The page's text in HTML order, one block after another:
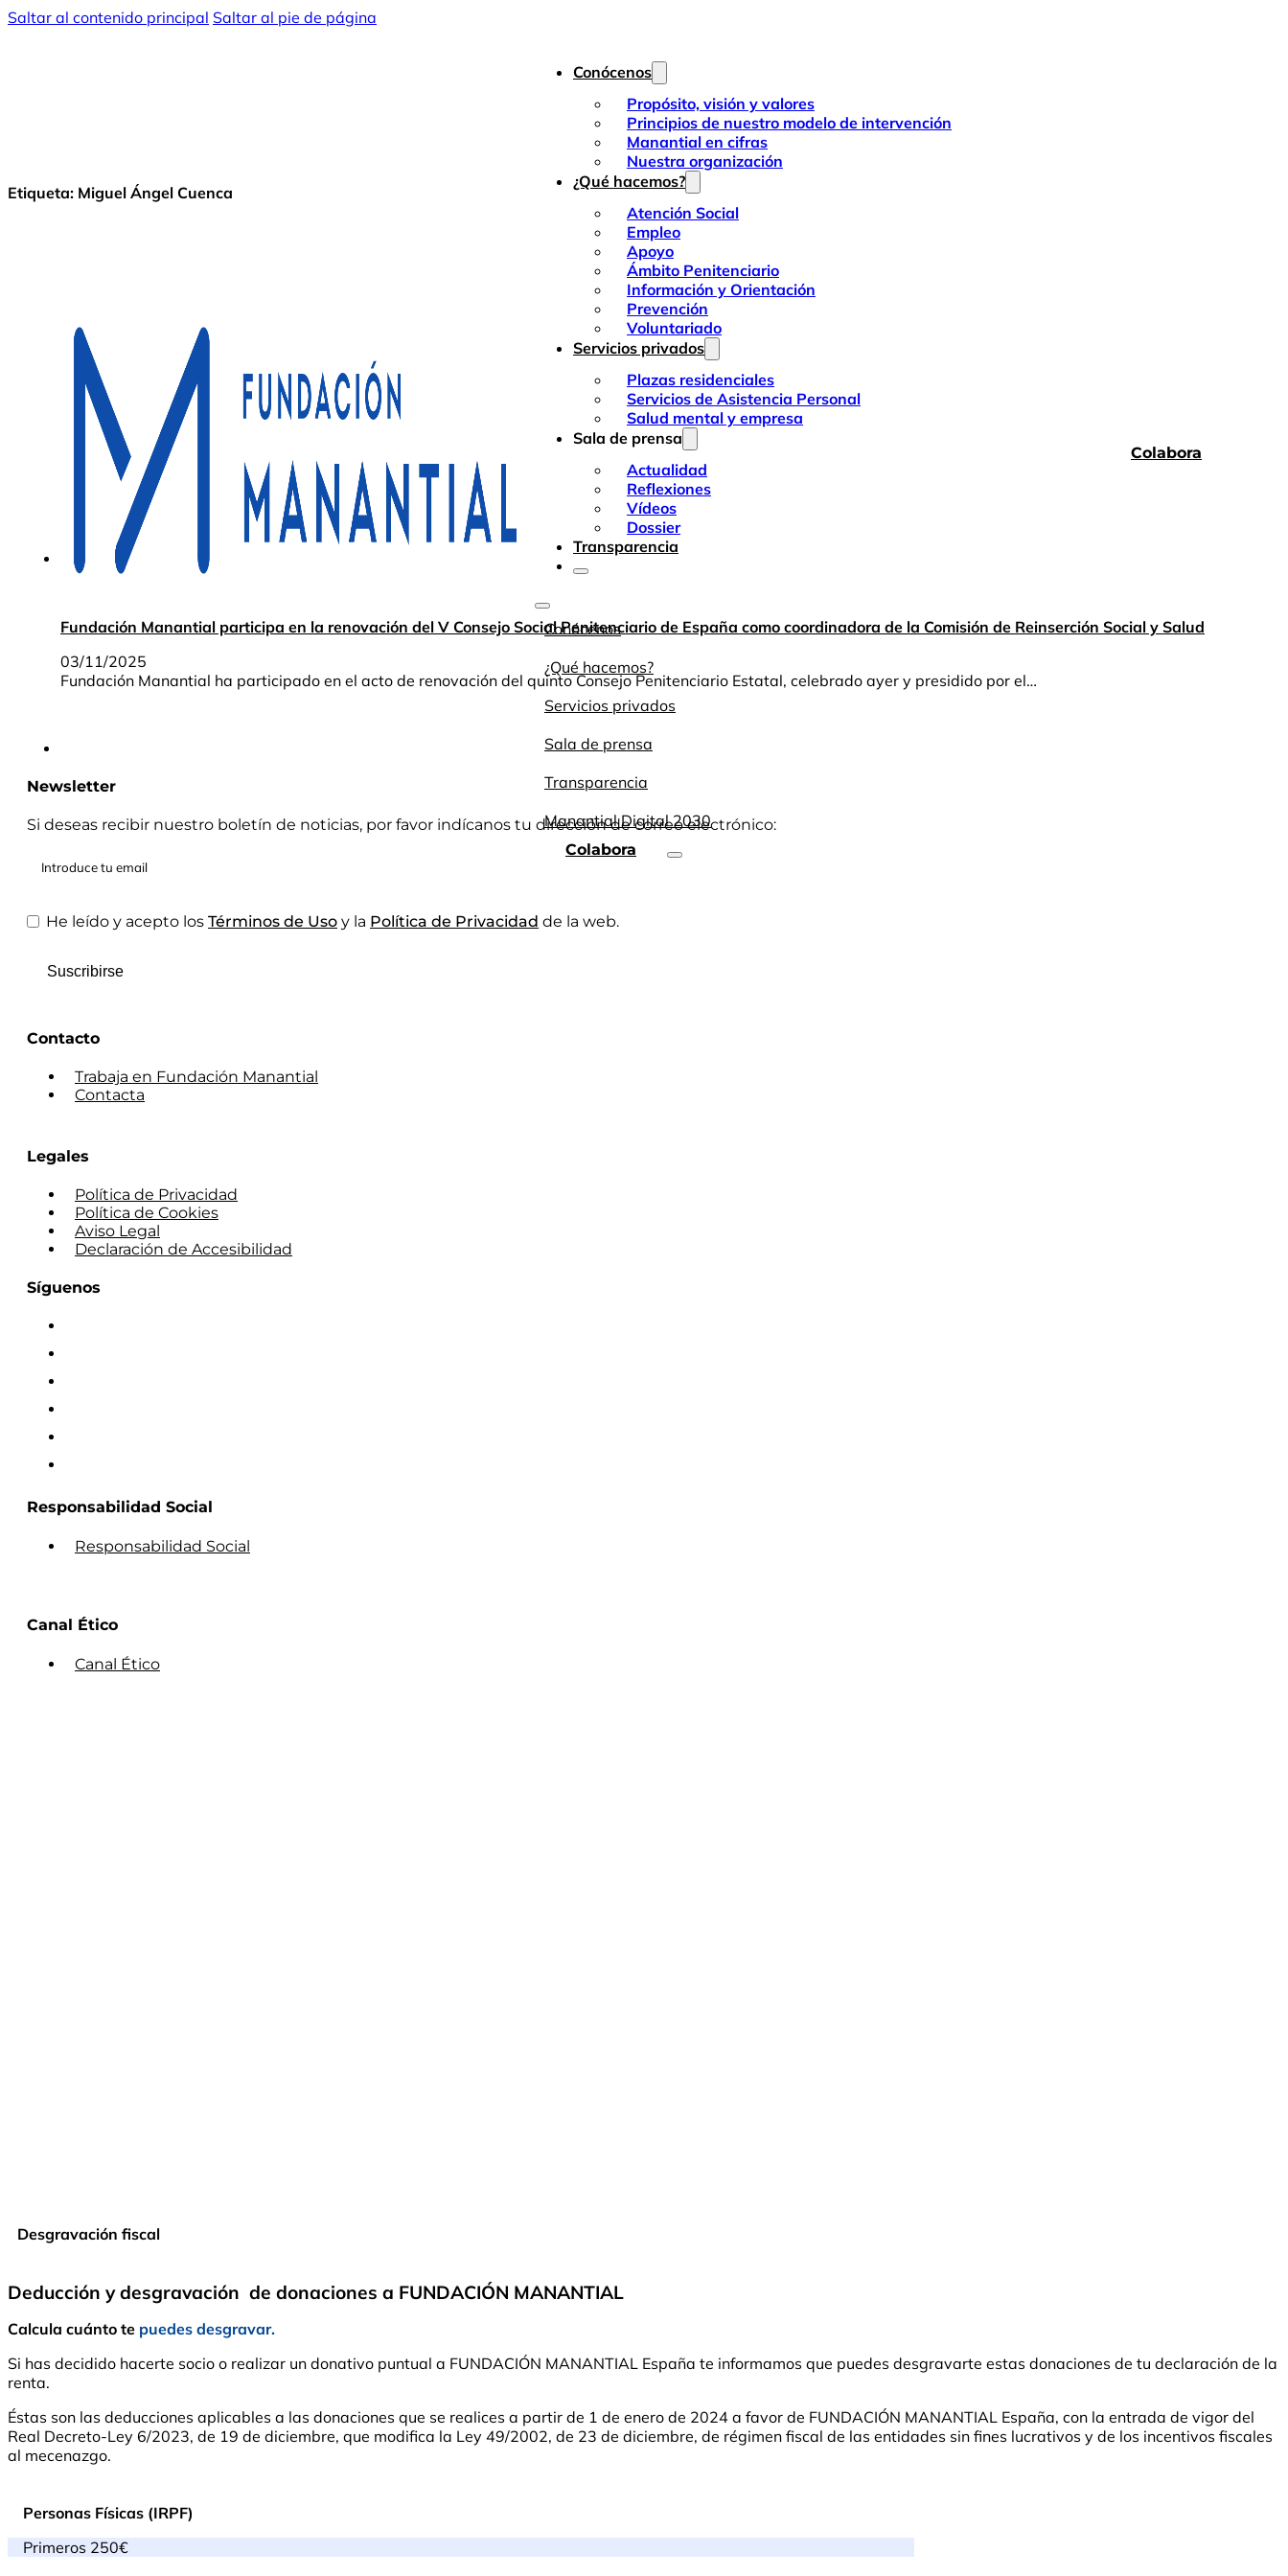
Saltar al contenido principal Saltar al pie de página
Conócenos
Propósito, visión y valores
Principios de nuestro modelo de intervención
Manantial en cifras
Nuestra organización
¿Qué hacemos?
Atención Social
Empleo
Apoyo
Ámbito Penitenciario
Información y Orientación
Prevención
Voluntariado
Servicios privados
Plazas residenciales
Servicios de Asistencia Personal
Salud mental y empresa
Sala de prensa
Actualidad
Reflexiones
Vídeos
Dossier
Transparencia
Conócenos
¿Qué hacemos?
Servicios privados
Sala de prensa
Transparencia
Manantial Digital 2030
Colabora
Colabora
Etiqueta: Miguel Ángel Cuenca
Fundación Manantial participa en la renovación del V Consejo Social Penitenciario de España como coordinadora de la Comisión de Reinserción Social y Salud
03/11/2025
Fundación Manantial ha participado en el acto de renovación del quinto Consejo Penitenciario Estatal, celebrado ayer y presidido por el…
Newsletter
Si deseas recibir nuestro boletín de noticias, por favor indícanos tu dirección de correo electrónico:
He leído y acepto los Términos de Uso y la Política de Privacidad de la web.
Suscribirse
Contacto
Trabaja en Fundación Manantial
Contacta
Legales
Política de Privacidad
Política de Cookies
Aviso Legal
Declaración de Accesibilidad
Síguenos
Responsabilidad Social
Responsabilidad Social
Canal Ético
Canal Ético
Desgravación fiscal
Deducción y desgravación de donaciones a FUNDACIÓN MANANTIAL
Calcula cuánto te puedes desgravar.
Si has decidido hacerte socio o realizar un donativo puntual a FUNDACIÓN MANANTIAL España te informamos que puedes desgravarte estas donaciones de tu declaración de la
renta.
Éstas son las deducciones aplicables a las donaciones que se realices a partir de 1 de enero de 2024 a favor de FUNDACIÓN MANANTIAL España, con la entrada de vigor del
Real Decreto-Ley 6/2023, de 19 de diciembre, que modifica la Ley 49/2002, de 23 de diciembre, de régimen fiscal de las entidades sin fines lucrativos y de los incentivos fiscales
al mecenazgo.
Personas Físicas (IRPF)
Primeros 250€